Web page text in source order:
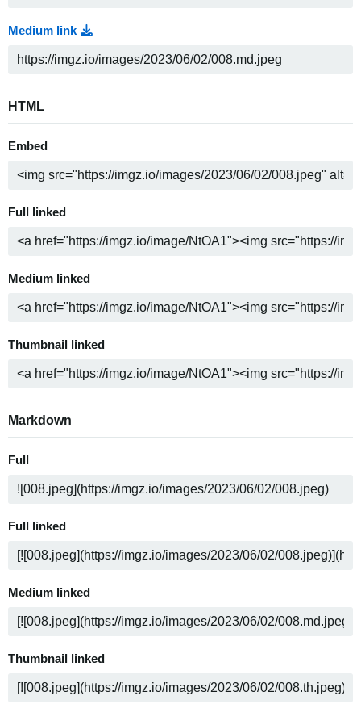
Medium link
HTML
Embed
Full linked
Medium linked
Thumbnail linked
Markdown
Full
Full linked
Medium linked
Thumbnail linked